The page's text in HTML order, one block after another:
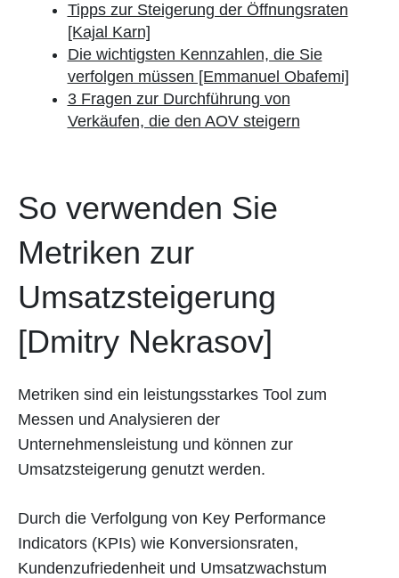
Tipps zur Steigerung der Öffnungsraten
[Kajal Karn]
Die wichtigsten Kennzahlen, die Sie
verfolgen müssen [Emmanuel Obafemi]
3 Fragen zur Durchführung von
Verkäufen, die den AOV steigern
So verwenden Sie
Metriken zur
Umsatzsteigerung
[Dmitry Nekrasov]
Metriken sind ein leistungsstarkes Tool zum
Messen und Analysieren der
Unternehmensleistung und können zur
Umsatzsteigerung genutzt werden.
Durch die Verfolgung von Key Performance
Indicators (KPIs) wie Konversionsraten,
Kundenzufriedenheit und Umsatzwachstum